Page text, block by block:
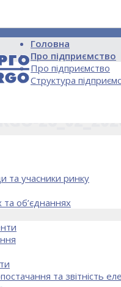
Головна
Про підприємство
Про підприємство
Структура
та учасники ринку
та об’єднаннях
та звітність